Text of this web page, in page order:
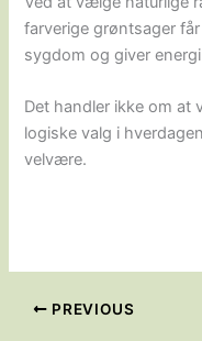
farverige grøntsager
sygdom og giver
Det handler ikke om at
logiske valg i
velvære.
PREVIOUS